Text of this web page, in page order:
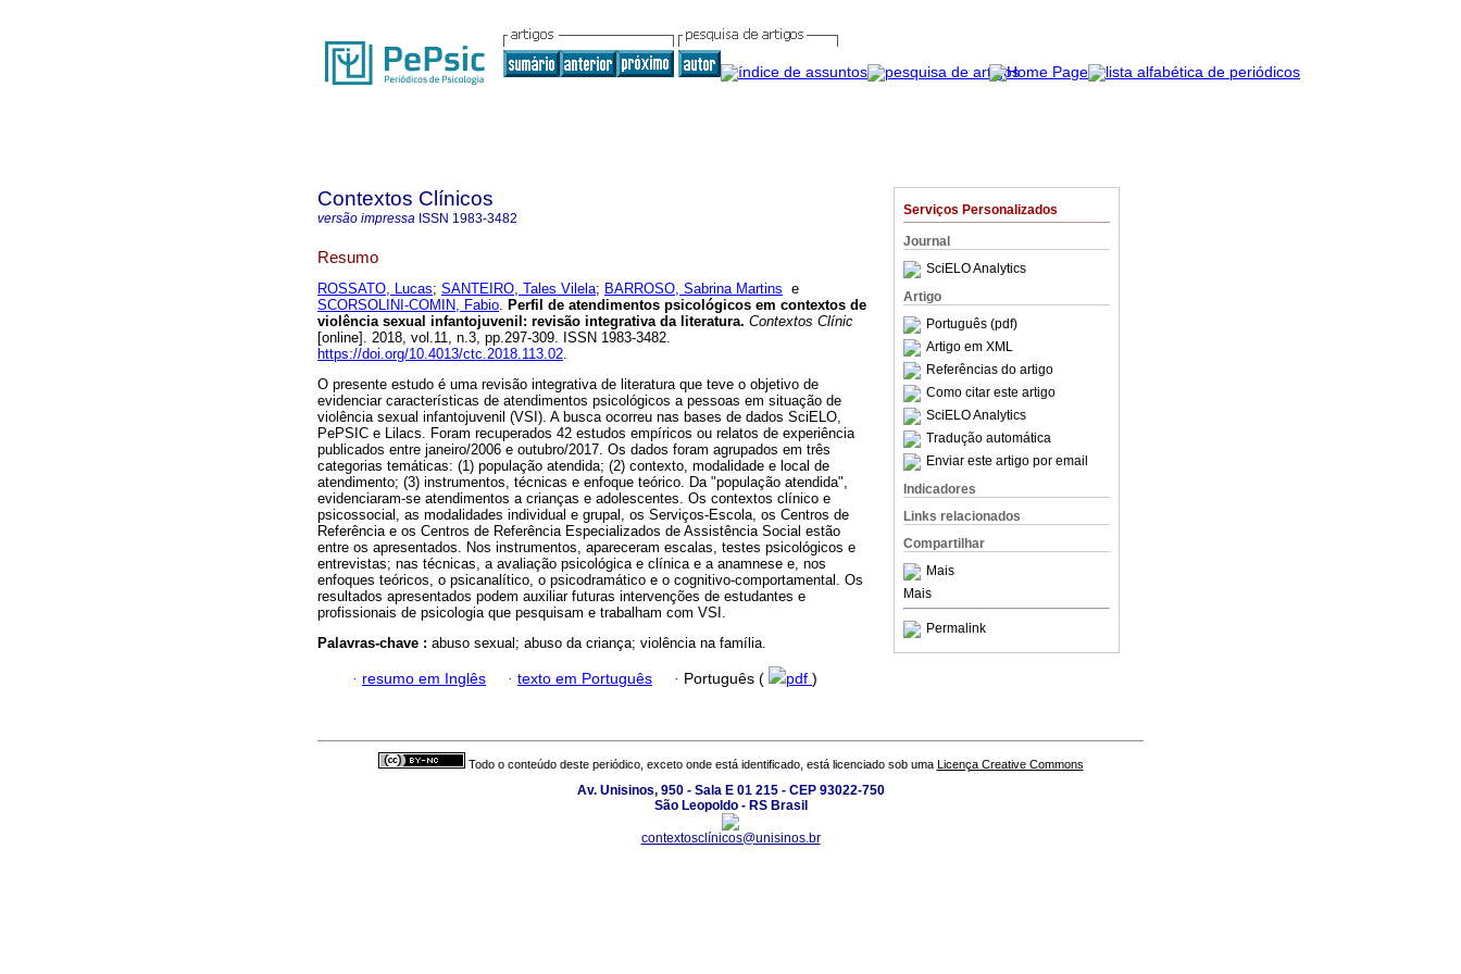
Serviços Personalizados
Journal
SciELO Analytics
Artigo
Português (pdf)
Artigo em XML
Referências do artigo
Como citar este artigo
SciELO Analytics
Tradução automática
Enviar este artigo por email
Indicadores
Links relacionados
Compartilhar
Mais
Mais
Permalink
Contextos Clínicos
versão impressa ISSN 1983-3482
Resumo
ROSSATO, Lucas; SANTEIRO, Tales Vilela; BARROSO, Sabrina Martins e
SCORSOLINI-COMIN, Fabio. Perfil de atendimentos psicológicos em contextos de
violência sexual infantojuvenil : revisão integrativa da literatura. Contextos Clínic
[online]. 2018, vol.11, n.3, pp.297-309. ISSN 1983-3482.
https://doi.org/10.4013/ctc.2018.113.02.
O presente estudo é uma revisão integrativa de literatura que teve o objetivo de
evidenciar características de atendimentos psicológicos a pessoas em situação de
violência sexual infantojuvenil (VSI). A busca ocorreu nas bases de dados SciELO,
PePSIC e Lilacs. Foram recuperados 42 estudos empíricos ou relatos de experiência
publicados entre janeiro/2006 e outubro/2017. Os dados foram agrupados em três
categorias temáticas: (1) população atendida; (2) contexto, modalidade e local de
atendimento; (3) instrumentos, técnicas e enfoque teórico. Da "população atendida",
evidenciaram-se atendimentos a crianças e adolescentes. Os contextos clínico e
psicossocial, as modalidades individual e grupal, os Serviços-Escola, os Centros de
Referência e os Centros de Referência Especializados de Assistência Social estão
entre os apresentados. Nos instrumentos, apareceram escalas, testes psicológicos e
entrevistas; nas técnicas, a avaliação psicológica e clínica e a anamnese e, nos
enfoques teóricos, o psicanalítico, o psicodramático e o cognitivo-comportamental. Os
resultados apresentados podem auxiliar futuras intervenções de estudantes e
profissionais de psicologia que pesquisam e trabalham com VSI.
Palavras-chave : abuso sexual; abuso da criança; violência na família.
· resumo em Inglês · texto em Português · Português ( pdf )
Todo o conteúdo deste periódico, exceto onde está identificado, está licenciado sob uma Licença Creative Commons
Av. Unisinos, 950 - Sala E 01 215 - CEP 93022-750
São Leopoldo - RS Brasil
contextosclínicos@unisinos.br